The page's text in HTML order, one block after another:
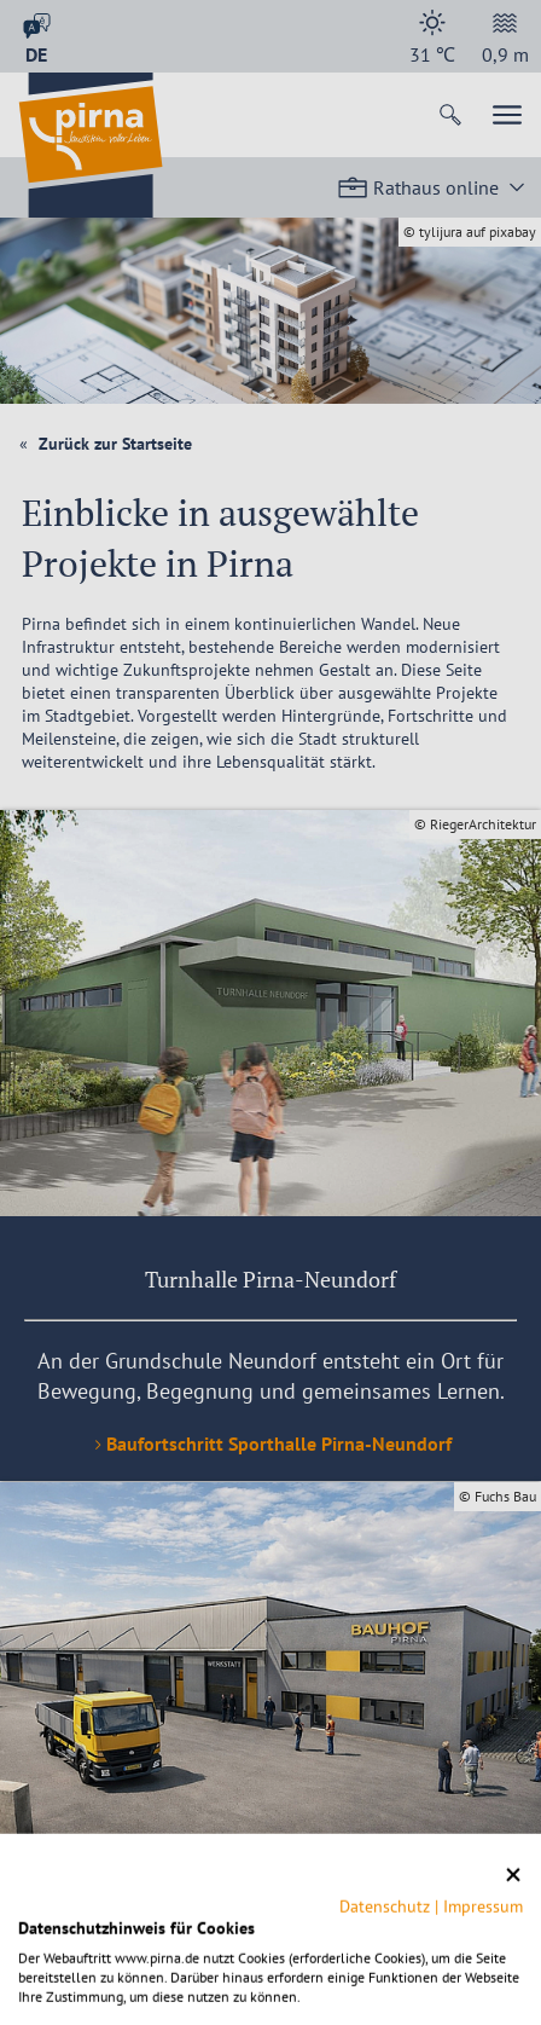
DE 31 ℃ 0,9 m
Rathaus online
© tylijura auf pixabay
Zurück zur Startseite
Einblicke in ausgewählte
Projekte in Pirna
Pirna befindet sich in einem kontinuierlichen Wandel. Neue
Infrastruktur entsteht, bestehende Bereiche werden modernisiert
und wichtige Zukunftsprojekte nehmen Gestalt an. Diese Seite
bietet einen transparenten Überblick über ausgewählte Projekte
im Stadtgebiet. Vorgestellt werden Hintergründe, Fortschritte und
Meilensteine, die zeigen, wie sich die Stadt strukturell
weiterentwickelt und ihre Lebensqualität stärkt.
© RiegerArchitektur
Turnhalle Pirna-Neundorf
An der Grundschule Neundorf entsteht ein Ort für
Bewegung, Begegnung und gemeinsames Lernen.
Baufortschritt Sporthalle Pirna-Neundorf
© Fuchs Bau
Neubau Bauhof
Datenschutz | Impressum
Datenschutzhinweis für Cookies
Der Webauftritt www.pirna.de nutzt Cookies (erforderliche Cookies), um die Seite
bereitstellen zu können. Darüber hinaus erfordern einige Funktionen der Webseite
Ihre Zustimmung, um diese nutzen zu können.